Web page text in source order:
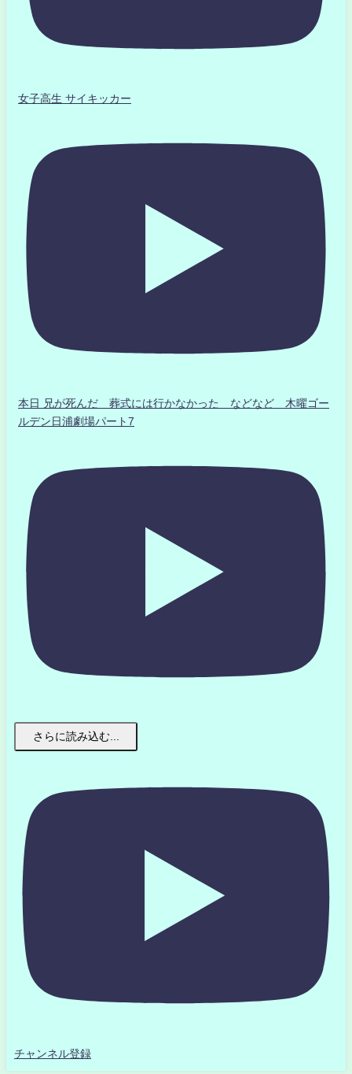
女子高生 サイキッカー
本日 兄が死んだ 葬式には行かなかった などなど 木曜ゴー
ルデン日浦劇場パート7
さらに読み込む...
チャンネル登録